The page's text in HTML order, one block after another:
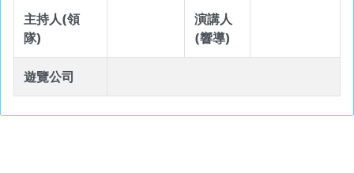
主持人(領
隊)
演講人
(響導)
遊覽公司